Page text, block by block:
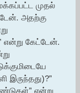
முதல்
அதற்கு
என்று கேட்டேன்.
என்று